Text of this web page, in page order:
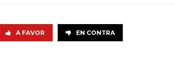
A FAVOR EN CONTRA